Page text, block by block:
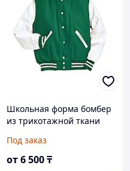
Школьная форма бомбер
из трикотажной ткани
Под заказ
от6 500₸